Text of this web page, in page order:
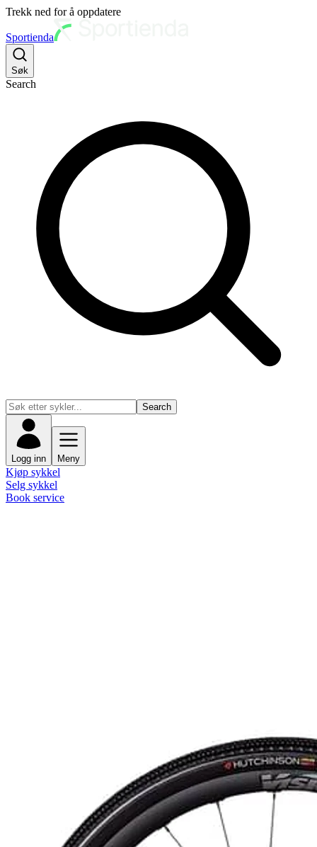
Trekk ned for å oppdatere
Sportienda
Søk
Search
Search
Logg inn Meny
Kjøp sykkel
Selg sykkel
Book service